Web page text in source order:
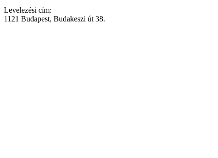
Levelezési cím:
1121 Budapest, Budakeszi út 38.